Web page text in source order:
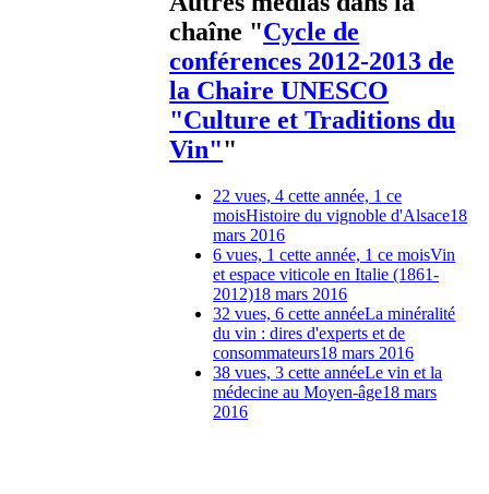
chaîne "Cycle de
conférences 2012-2013 de
la Chaire UNESCO
"Culture et Traditions du
Vin""
22 vues, 4 cette année, 1 ce
moisHistoire du vignoble d'Alsace18
mars 2016
6 vues, 1 cette année, 1 ce moisVin
et espace viticole en Italie (1861-
2012)18 mars 2016
32 vues, 6 cette annéeLa minéralité
du vin : dires d'experts et de
consommateurs18 mars 2016
38 vues, 3 cette annéeLe vin et la
médecine au Moyen-âge18 mars
2016